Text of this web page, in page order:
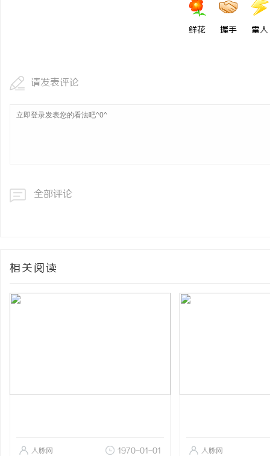
鲜花 握手 雷人
请发表评论
全部评论
相关阅读
人脉网 1970-01-01 人脉网